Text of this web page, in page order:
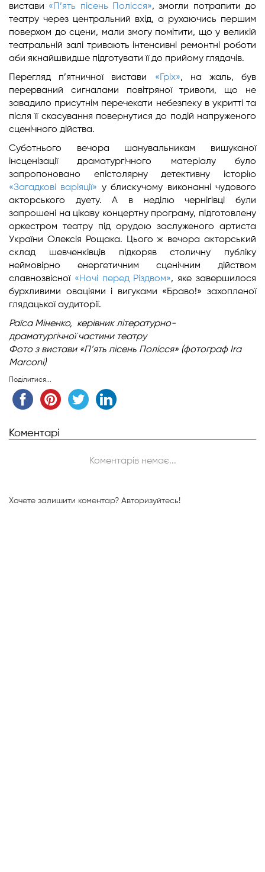
вистави «П’ять пісень Полісся», змогли потрапити до
театру через центральний вхід, а рухаючись першим
поверхом до сцени, мали змогу помітити, що у великій
театральній залі тривають інтенсивні ремонтні роботи
аби якнайшвидше підготувати її до прийому глядачів.
Перегляд п’ятничної вистави «Гріх», на жаль, був
перерваний сигналами повітряної тривоги, що не
завадило присутнім перечекати небезпеку в укритті та
після її скасування повернутися до подій напруженого
сценічного дійства.
Суботнього вечора шанувальникам вишуканої
інсценізації драматургічного матеріалу було
запропоновано епістолярну детективну історію
«Загадкові варіяції» у блискучому виконанні чудового
акторського дуету. А в неділю чернігівці були
запрошені на цікаву концертну програму, підготовлену
оркестром театру під орудою заслуженого артиста
України Олексія Рощака. Цього ж вечора акторський
склад шевченківців підкоряв столичну публіку
неймовірно енергетичним сценічним дійством
славнозвісної «Ночі перед Різдвом», яке завершилося
бурхливими оваціями і вигуками «Браво!» захопленої
глядацької аудиторії.
Раїса Міненко, керівник літературно-
драматургічноїчастини театру
Фото з вистави «П’ять пісень Полісся» (фотограф Ira
Marconi)
Поділитися...
Коментарі
Коментарів немає...
Хочете залишити коментар? Авторизуйтесь!